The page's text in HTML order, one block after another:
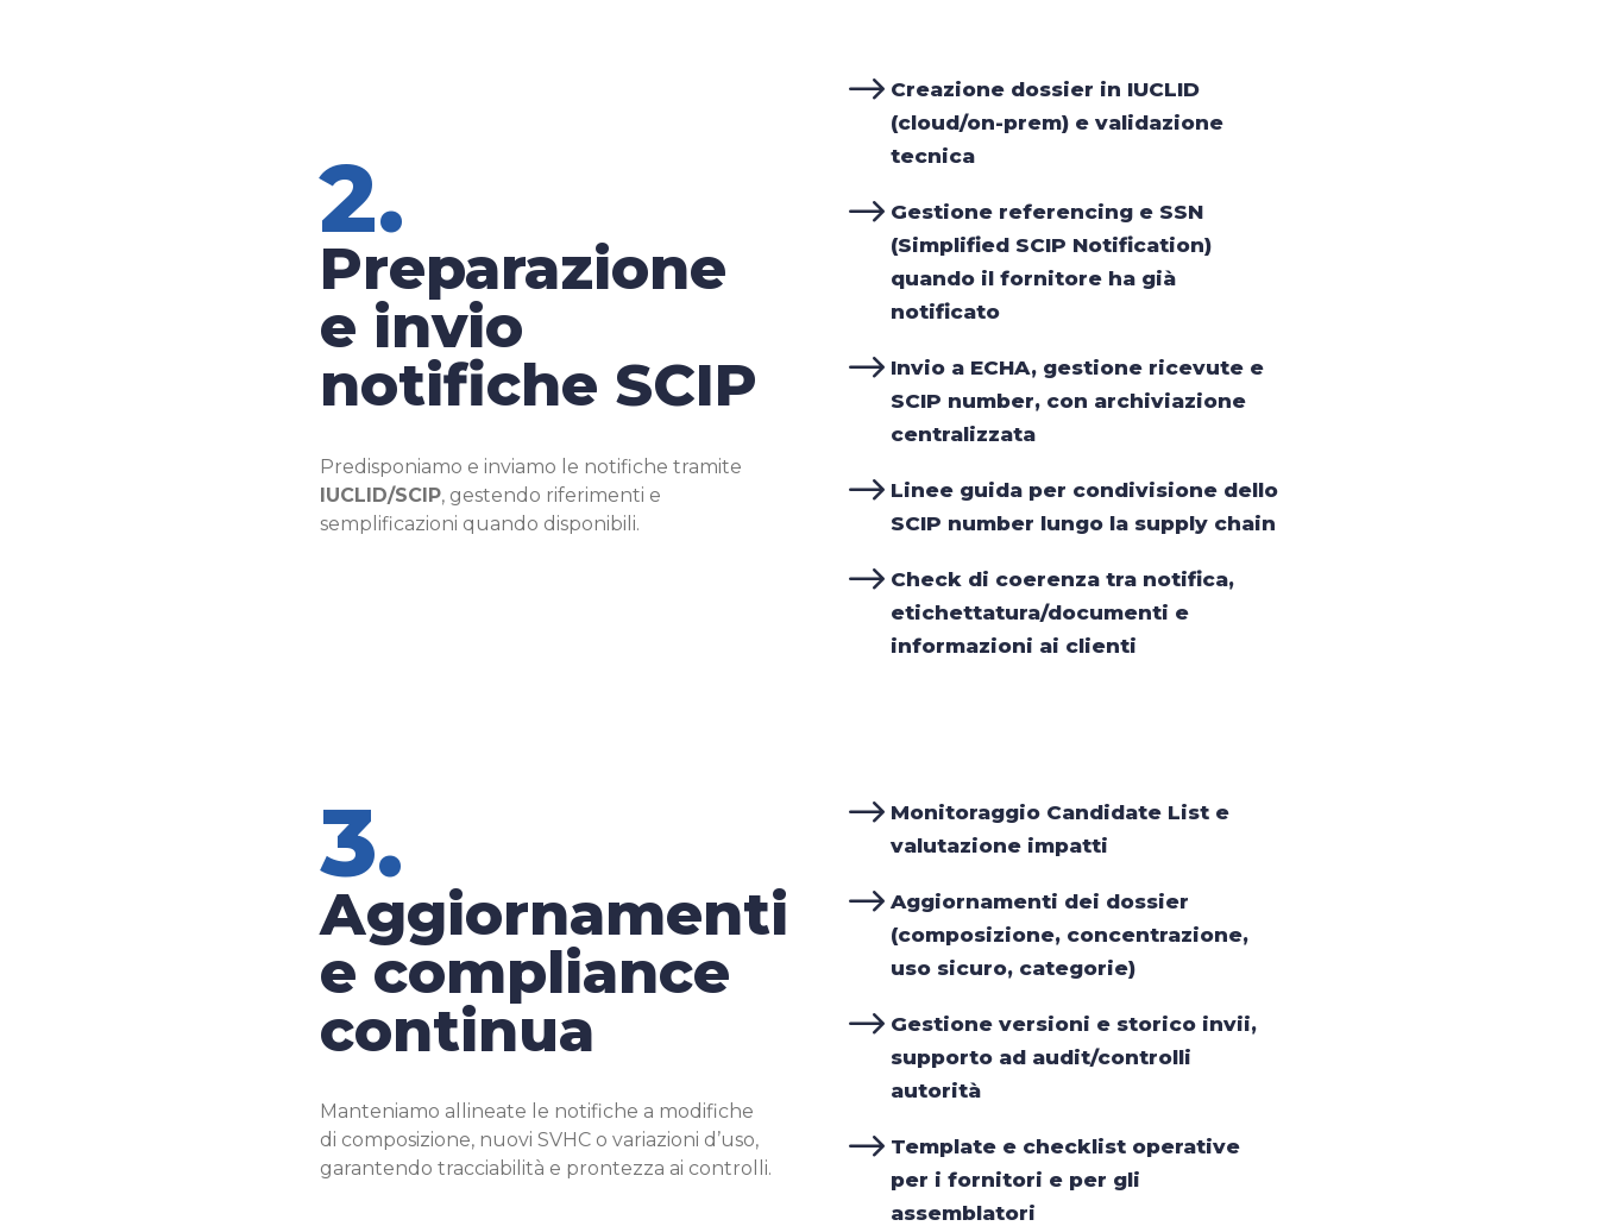
2.
Preparazione
e invio
notifiche SCIP
Predisponiamo e inviamo le notifiche tramite
IUCLID/SCIP, gestendo riferimenti e
semplificazioni quando disponibili.
$ Creazione dossier in IUCLID
(cloud/on-prem) e validazione
tecnica
$ Gestione referencing e SSN
(Simplified SCIP Notification)
quando il fornitore ha già
notificato
$ Invio a ECHA, gestione ricevute e
SCIP number, con archiviazione
centralizzata
$ Linee guida per condivisione dello
SCIP number lungo la supply chain
$ Check di coerenza tra notifica,
etichettatura/documenti e
informazioni ai clienti
3.
Aggiornamenti
e compliance
continua
Manteniamo allineate le notifiche a modifiche
di composizione, nuovi SVHC o variazioni d’uso,
garantendo tracciabilità e prontezza ai controlli.
$ Monitoraggio Candidate List e
valutazione impatti
$Aggiornamenti dei dossier
(composizione, concentrazione,
uso sicuro, categorie)
$ Gestione versioni e storico invii,
supporto ad audit/controlli
autorità
$ Template e checklist operative
per i fornitori e per gli
assemblatori